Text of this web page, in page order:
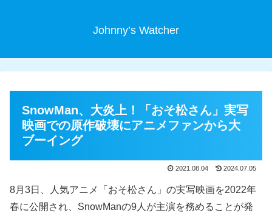
Johnny’s Watcher
SnowMan、大炎上！「おそ松さん」実写
映画での原作破壊にアニメファンから大
ブーイング
2021.08.04 2024.07.05
8月3日、人気アニメ「おそ松さん」の実写映画を2022年
春に公開され、SnowManの9人が主演を務めることが発